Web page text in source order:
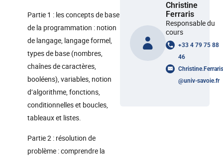
Partie 1 : les concepts de base
de la programmation : notion
de langage, langage formel,
types de base (nombres,
chaînes de caractères,
booléens), variables, notion
d’algorithme, fonctions,
conditionnelles et boucles,
tableaux et listes.
Partie 2 : résolution de
problème : comprendre la
Christine
Ferraris
Responsable du
cours
+33 4 79 75 88
46
Christine.Ferraris
@univ-savoie.fr